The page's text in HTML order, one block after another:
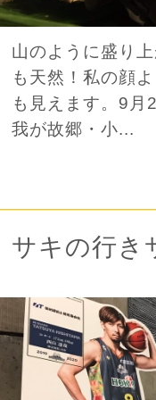
山のように盛り
も天然！私の顔
も見えます。9月
我が故郷・小...
サキの行き